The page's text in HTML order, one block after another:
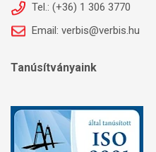
Tel.: (+36) 1 306 3770
Email: verbis@verbis.hu
Tanúsítványaink